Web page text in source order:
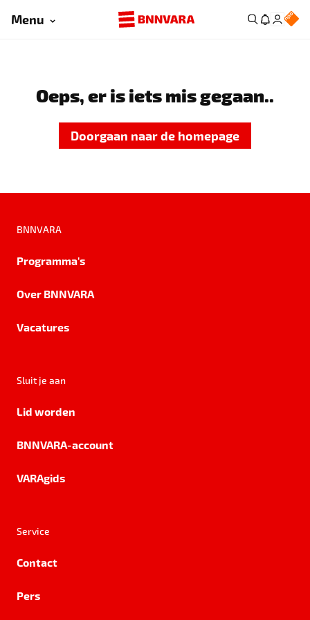
Menu
Oeps, er is iets mis gegaan..
Doorgaan naar de homepage
BNNVARA
Programma's
Over BNNVARA
Vacatures
Sluit je aan
Lid worden
BNNVARA-account
VARAgids
Service
Contact
Pers